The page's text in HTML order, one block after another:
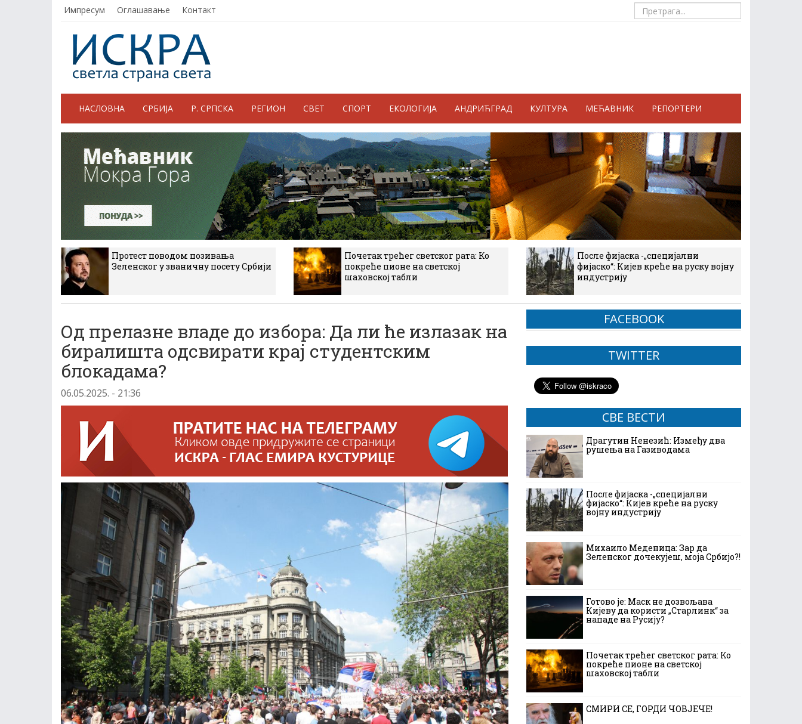
Импресум Оглашавање Контакт
НАСЛОВНА СРБИЈА Р. СРПСКА РЕГИОН СВЕТ СПОРТ ЕКОЛОГИЈА АНДРИЋГРАД КУЛТУРА МЕЋАВНИК РЕПОРТЕРИ
Протест поводом позивања
Зеленског у званичну посету Србији
Почетак трећег светског рата: Ко
покреће пионе на светској
шаховској табли
После фијаска -„специјални
фијаско“: Кијев креће на руску војну
индустрију
Од прелазне владе до избора: Да ли ће излазак на
биралишта одсвирати крај студентским
блокадама?
06.05.2025. - 21:36
FACEBOOK
TWITTER
СВЕ ВЕСТИ
Драгутин Ненезић: Између два
рушења на Газиводама
После фијаска -„специјални
фијаско“: Кијев креће на руску
војну индустрију
Михаило Меденица: Зар да
Зеленског дочекујеш, моја Србијо?!
Готово је: Маск не дозвољава
Кијеву да користи „Старлинк“ за
нападе на Русију?
Почетак трећег светског рата: Ко
покреће пионе на светској
шаховској табли
СМИРИ СЕ, ГОРДИ ЧОВЈЕЧЕ!